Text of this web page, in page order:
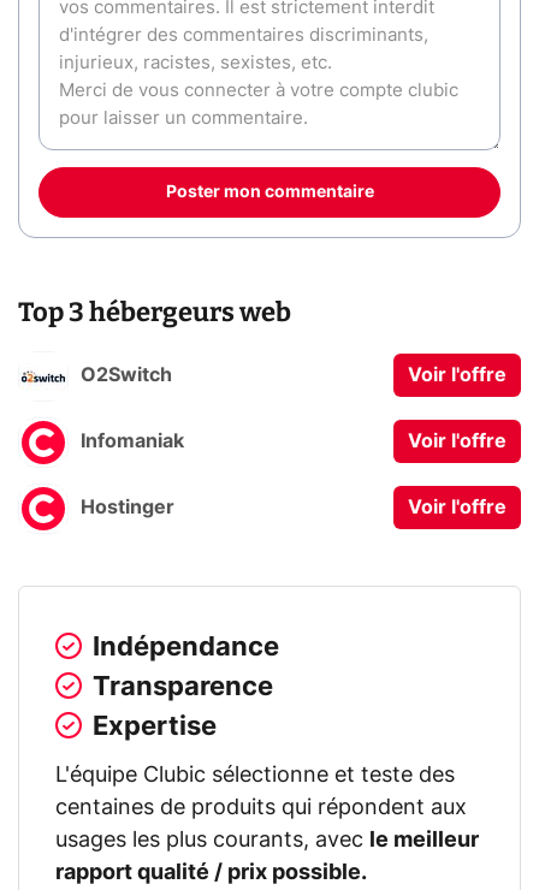
Poster mon commentaire
Top 3 hébergeurs web
O2Switch Voir l'offre
Infomaniak Voir l'offre
Hostinger Voir l'offre
Indépendance
Transparence
Expertise
L'équipe Clubic sélectionne et teste des
centaines de produits qui répondent aux
usages les plus courants, avec
le meilleur
rapport qualité / prix possible.